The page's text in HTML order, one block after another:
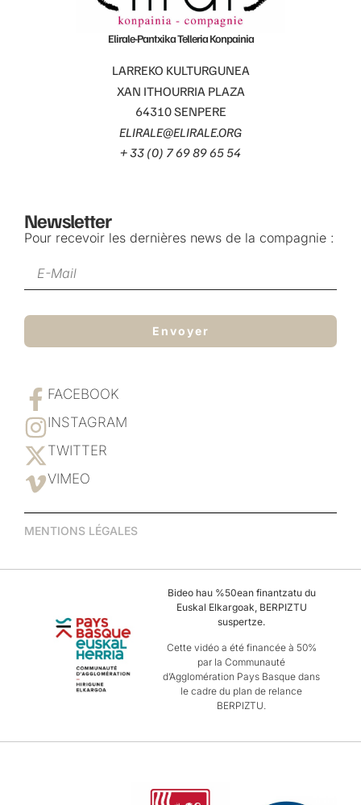
Elirale-Pantxika Telleria Konpainia
LARREKO KULTURGUNEA
XAN ITHOURRIA PLAZA
64310 SENPERE
ELIRALE@ELIRALE.ORG
+ 33 (0) 7 69 89 65 54
Newsletter
Pour recevoir les dernières news de la compagnie :
Envoyer
FACEBOOK
INSTAGRAM
TWITTER
VIMEO
MENTIONS LÉGALES
Bideo hau %50ean finantzatu du
Euskal Elkargoak, BERPIZTU
suspertze.
Cette vidéo a été financée à 50%
par la Communauté
d’Agglomération Pays Basque dans
le cadre du plan de relance
BERPIZTU.